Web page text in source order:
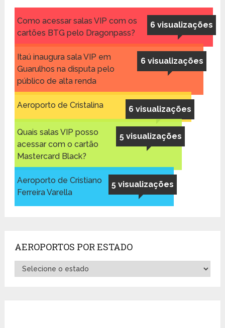
6 visualizações
Como acessar salas VIP com os
cartões BTG pelo Dragonpass?
6 visualizações
Itaú inaugura sala VIP em
Guarulhos na disputa pelo
público de alta renda
6 visualizações
Aeroporto de Cristalina
5 visualizações
Quais salas VIP posso
acessar com o cartão
Mastercard Black?
5 visualizações
Aeroporto de Cristiano
Ferreira Varella
AEROPORTOS POR ESTADO
Aeroportos
por